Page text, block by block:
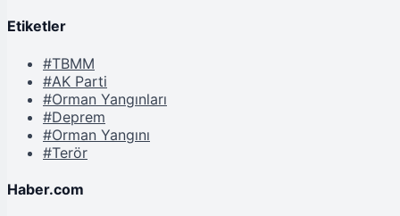
Etiketler
#TBMM
#AK Parti
#Orman Yangınları
#Deprem
#Orman Yangını
#Terör
Haber.com